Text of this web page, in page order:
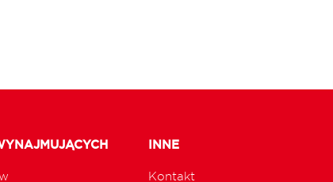
INNE
Kontakt